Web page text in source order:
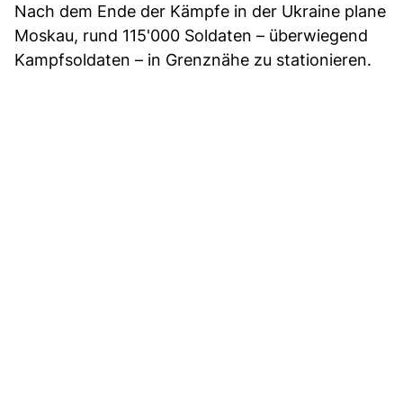
Nach dem Ende der Kämpfe in der Ukraine plane
Moskau, rund 115'000 Soldaten – überwiegend
Kampfsoldaten – in Grenznähe zu stationieren.